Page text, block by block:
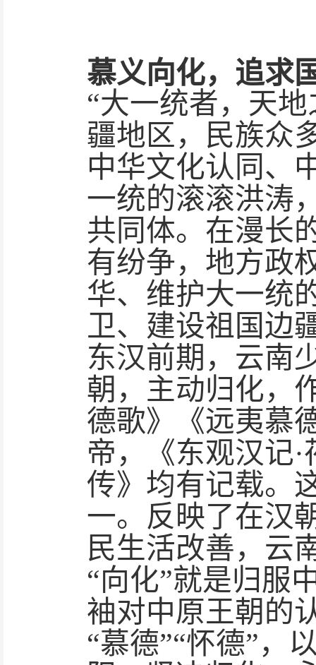
慕义向化，追求
“大一统者，天
疆地区，民族众
中华文化认同、
一统的滚滚洪涛
共同体。在漫长
有纷争，地方政
华、维护大一统
卫、建设祖国边
东汉前期，云南
朝，主动归化，
德歌》《远夷慕
帝，《东观汉记
传》均有记载。
一。反映了在汉
民生活改善，云
“向化”就是归服
袖对中原王朝的
“慕德”“怀德”，